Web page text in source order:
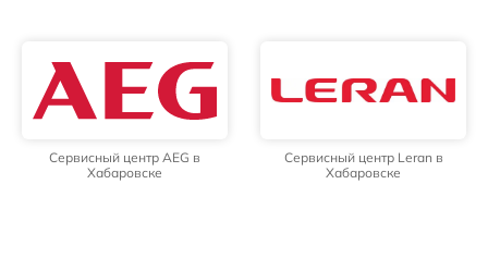
Сервисный центр AEG в
Хабаровске
Сервисный центр Leran в
Хабаровске